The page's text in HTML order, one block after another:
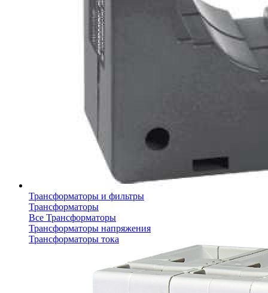
Трансформаторы и фильтры
Трансформаторы
Все Трансформаторы
Трансформаторы напряжения
Трансформаторы тока